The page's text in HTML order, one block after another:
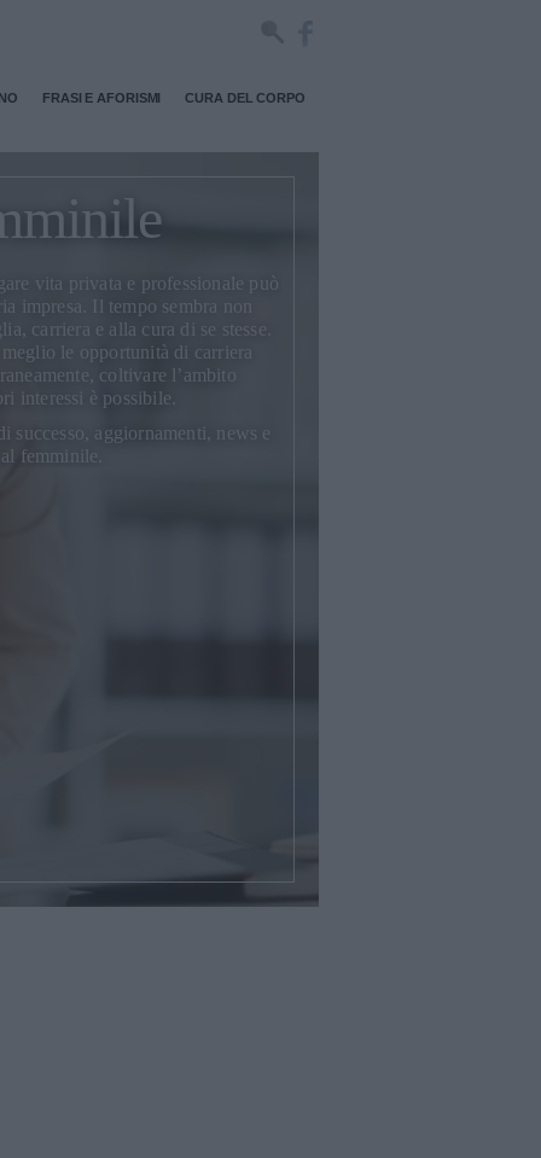
FRASI E AFORISMI CURA DEL CORPO
vita privata e professionale può
impresa. Il tempo sembra non
carriera e alla cura di se stesse.
le opportunità di carriera
coltivare l’ambito
interessi è possibile.
successo, aggiornamenti, news e
femminile.